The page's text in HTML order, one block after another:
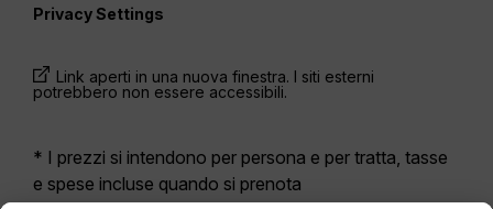
Privacy Settings
Link aperti in una nuova finestra. I siti esterni
potrebbero non essere accessibili.
* I prezzi si intendono per persona e per tratta, tasse
e spese incluse quando si prenota